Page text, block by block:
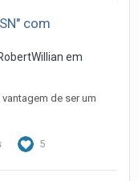
com
em
de ser um
5